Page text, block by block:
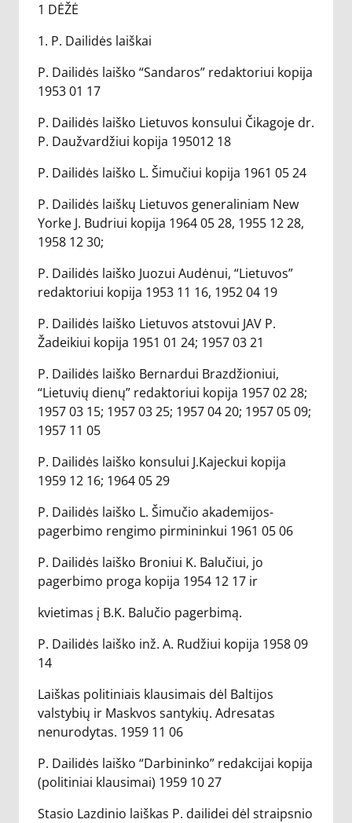
1 DĖŽĖ
1. P. Dailidės laiškai
P. Dailidės laiško “Sandaros” redaktoriui kopija
1953 01 17
P. Dailidės laiško Lietuvos konsului Čikagoje dr.
P. Daužvardžiui kopija 195012 18
P. Dailidės laiško L. Šimučiui kopija 1961 05 24
P. Dailidės laiškų Lietuvos generaliniam New
Yorke J. Budriui kopija 1964 05 28, 1955 12 28,
1958 12 30;
P. Dailidės laiško Juozui Audėnui, “Lietuvos”
redaktoriui kopija 1953 11 16, 1952 04 19
P. Dailidės laiško Lietuvos atstovui JAV P.
Žadeikiui kopija 1951 01 24; 1957 03 21
P. Dailidės laiško Bernardui Brazdžioniui,
“Lietuvių dienų” redaktoriui kopija 1957 02 28;
1957 03 15; 1957 03 25; 1957 04 20; 1957 05 09;
1957 11 05
P. Dailidės laiško konsului J.Kajeckui kopija
1959 12 16; 1964 05 29
P. Dailidės laiško L. Šimučio akademijos-
pagerbimo rengimo pirmininkui 1961 05 06
P. Dailidės laiško Broniui K. Balučiui, jo
pagerbimo proga kopija 1954 12 17 ir
kvietimas į B.K. Balučio pagerbimą.
P. Dailidės laiško inž. A. Rudžiui kopija 1958 09
14
Laiškas politiniais klausimais dėl Baltijos
valstybių ir Maskvos santykių. Adresatas
nenurodytas. 1959 11 06
P. Dailidės laiško “Darbininko” redakcijai kopija
(politiniai klausimai) 1959 10 27
Stasio Lazdinio laiškas P. dailidei dėl straipsnio